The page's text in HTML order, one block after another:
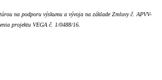
na podporu výskumu a vývoja na základe Zmluvy č. APVV-
projektu VEGA č. 1/0488/16.